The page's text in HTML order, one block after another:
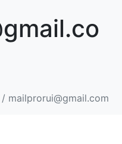
mailprorui@gmail.com